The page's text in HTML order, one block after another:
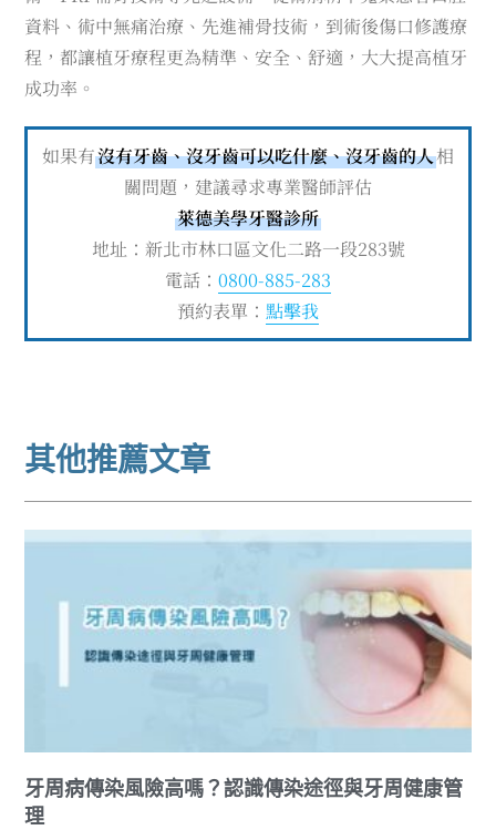
資料、術中無痛治療、先進補骨技術，到術後傷口修護療
程，都讓植牙療程更為精準、安全、舒適，大大提高植牙
成功率。
如果有沒有牙齒、沒牙齒可以吃什麼、沒牙齒的人相
關問題，建議尋求專業醫師評估
萊德美學牙醫診所
地址：新北市林口區文化二路一段283號
電話： 0800-885-283
預約表單： 點擊我
其他推薦文章
牙周病傳染風險高嗎？認識傳染途徑與牙周健康管
理